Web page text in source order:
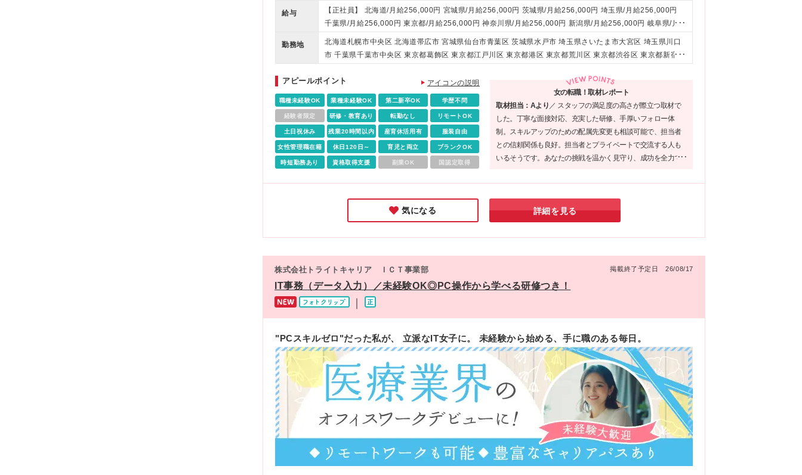
がしたい方 〇しっかり教えてくれるところでスタートしたい方 〇スキル・キャリアアップがしたい方 〇ワ
ークライフバランスを大切にしたい方 〇チームワークを大切にできる方 〇人間関係がいい職場で働きたい
方 〇安定企業で腰を据えて働きたい方 ◆業種未経験歓迎/職種未経験歓迎 ◆学歴不問/第二新卒歓迎 ◆正社
員経験不問/フリーター歓迎 ◆資格不問/無資格OK ◆経験者歓迎/ブランクOK ◆20代活躍中/30代活躍中/女
性活躍中 ◆ハローワークでお探しの方も歓迎 【下記業務の経験者や興味がある方も歓迎】 データ入力、デ
給与
【正社員】 北海道/月給256,000円 宮城県/月給256,000円 茨城県/月給256,000円 埼玉県/月給256,000円
千葉県/月給256,000円 東京都/月給256,000円 神奈川県/月給256,000円 新潟県/月給256,000円 岐阜県/月
給256,000円 静岡県/月給256,000円 愛知県/月給256,000円 三重県/月給256,000円 滋賀県/月給256,000円
京都府/月給256,000円 大阪府/月給256,000円 兵庫県/月給256,000円 奈良県/月給256,000円 岡山県/月給2
56,000円 広島県/月給256,000円 香川県/月給256,000円 福岡県/月給256,000円 佐賀県/月給256,000円 大
分県/月給256,000円 鹿児島県/月給256,000円 沖縄県/月給256,000円 ＜内訳＞ 月給256,000円(基本給229,
000円、固定残業代27,000円/月15ｈ含む) ※超過分別途支給 ＜試用期間について＞ 試用期間6ヶ月 同条件
勤務地
北海道札幌市中央区 北海道帯広市 宮城県仙台市青葉区 茨城県水戸市 埼玉県さいたま市大宮区 埼玉県川口
市 千葉県千葉市中央区 東京都葛飾区 東京都江戸川区 東京都港区 東京都荒川区 東京都渋谷区 東京都新宿区
都中野区 東京都板橋区 東京都品川区 東京都文京区 東京都北区 神奈川県横浜市港北区 新潟県新潟市中央区
岐阜県大垣市 静岡県静岡市葵区 愛知県刈谷市 愛知県名古屋市中区 三重県津市 滋賀県草津市 京都府京都市
南区 大阪府高槻市 大阪府吹田市 大阪府大阪市中央区 兵庫県神戸市中央区 奈良県橿原市 奈良県奈良市 岡山
県岡山市北区 広島県広島市中区 香川県高松市 佐賀県鳥栖市 福岡県飯塚市 福岡県福岡市博多区 大分県大分
市 鹿児島県鹿児島市 鹿児島県日置市 沖縄県那覇市 (変更の範囲)上記を除く当社関連勤務地
アピールポイント アイコンの説明
職種未経験OK 業種未経験OK 第二新卒OK 学歴不問
経験者限定 研修・教育あり 転勤なし リモートOK
土日祝休み 残業20時間以内 産育休活用有 服装自由
女性管理職在籍 休日120日～ 育児と両立 ブランクOK
時短勤務あり 資格取得支援 副業OK 国認定取得
女の転職！取材レポート
取材担当：Aより ／ スタッフの満足度の高さが際立つ取材で
した。丁寧な面接対応、充実した研修、手厚いフォロー体
制。スキルアップのための配属先変更も相談可能で、担当者
との信頼関係も良好。担当者とプライベートで交流する人も
いるそうです。あなたの挑戦を温かく見守り、成功を全力で
んか？
気になる 詳細を見る
株式会社トライトキャリア ＩＣＴ事業部 掲載終了予定日 26/08/17
IT事務（データ入力）／未経験OK◎PC操作から学べる研修つき！
"PCスキルゼロ"だった私が、 立派なIT女子に。 未経験から始める、手に職のある毎日。